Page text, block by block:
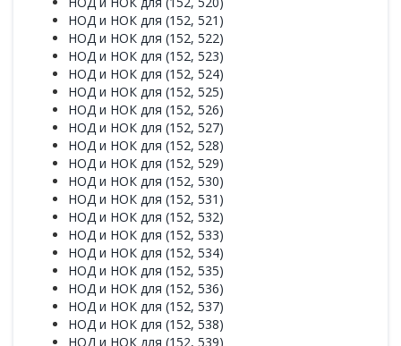
НОД и НОК для (152, 521)
НОД и НОК для (152, 522)
НОД и НОК для (152, 523)
НОД и НОК для (152, 524)
НОД и НОК для (152, 525)
НОД и НОК для (152, 526)
НОД и НОК для (152, 527)
НОД и НОК для (152, 528)
НОД и НОК для (152, 529)
НОД и НОК для (152, 530)
НОД и НОК для (152, 531)
НОД и НОК для (152, 532)
НОД и НОК для (152, 533)
НОД и НОК для (152, 534)
НОД и НОК для (152, 535)
НОД и НОК для (152, 536)
НОД и НОК для (152, 537)
НОД и НОК для (152, 538)
НОД и НОК для (152, 539)